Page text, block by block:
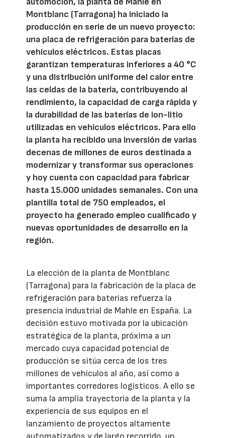
Montblanc (Tarragona) ha iniciado la
producción en serie de un nuevo proyecto:
una placa de refrigeración para baterías de
vehículos eléctricos. Estas placas
garantizan temperaturas inferiores a 40 °C
y una distribución uniforme del calor entre
las celdas de la batería, contribuyendo al
rendimiento, la capacidad de carga rápida y
la durabilidad de las baterías de ion-litio
utilizadas en vehículos eléctricos. Para ello
la planta ha recibido una inversión de varias
decenas de millones de euros destinada a
modernizar y transformar sus operaciones
y hoy cuenta con capacidad para fabricar
hasta 15.000 unidades semanales. Con una
plantilla total de 750 empleados, el
proyecto ha generado empleo cualificado y
nuevas oportunidades de desarrollo en la
región.
La elección de la planta de Montblanc
(Tarragona) para la fabricación de la placa de
refrigeración para baterías refuerza la
presencia industrial de Mahle en España. La
decisión estuvo motivada por la ubicación
estratégica de la planta, próxima a un
mercado cuya capacidad potencial de
producción se sitúa cerca de los tres
millones de vehículos al año, así como a
importantes corredores logísticos. A ello se
suma la amplia trayectoria de la planta y la
experiencia de sus equipos en el
lanzamiento de proyectos altamente